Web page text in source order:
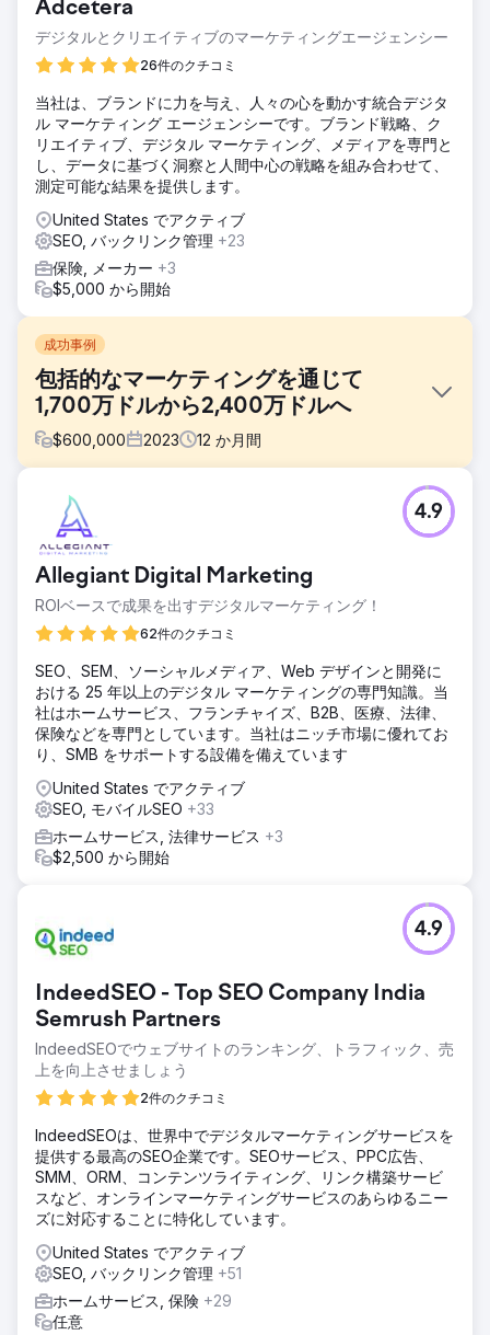
Adcetera
デジタルとクリエイティブのマーケティングエージェンシー
26件のクチコミ
当社は、ブランドに力を与え、人々の心を動かす統合デジタ
ル マーケティング エージェンシーです。ブランド戦略、ク
リエイティブ、デジタル マーケティング、メディアを専門と
し、データに基づく洞察と人間中心の戦略を組み合わせて、
測定可能な結果を提供します。
United States でアクティブ
SEO, バックリンク管理 +23
保険, メーカー +3
$5,000 から開始
成功事例
包括的なマーケティングを通じて
1,700万ドルから2,400万ドルへ
$600,000 2023 12 か月間
堅実な製品を提供しているある企業は、事業の拡大に苦戦し
ており、1,700万ドルの収益を上げているものの、販売成約
率が低く、顧客体験も最適とは言えない状況にありました。
この企業は、収益成長を促進し、市場での競争力を高めるた
めに、マーケティング戦略を強化し、リード管理を改善し、
顧客体験を最適化する必要がありました。課題は、売上を増
やし、成約率を高め、より満足のいく一貫した顧客体験を生
み出すことでした。
ソリューション
当社は、SEMとSEOの最適化、ユーザーエンゲージメントを
向上させるためのウェブサイトの完全な再設計、ソーシャル
メディアのプレゼンスの拡大など、同社のデジタルマーケテ
ィング戦略の包括的な見直しを実施しました。さらに、リー
ド管理の改善、販売活動戦略の強化、販売チームの指導によ
り、販売プロセスを改良しました。また、詳細なジャーニー
マッピングと継続的なフィードバックループの実装を通じて
顧客体験を最適化し、懸念事項に積極的に対処しました。
同社は、1 年以内に 1,700 万ドルから 2,400 万ドルへと 41%
という大幅な収益増加を達成しました。販売成約率も大幅に
改善し、7% から 15% に急上昇しました。顧客体験の強化イ
ニシアチブにより、リピート ビジネスと紹介が増加し、同社
の成長軌道がさらに強化されました。全体的な改善により、
同社は競争の激しい市場で継続的な成功に向けて準備を整
え、業務効率と顧客満足度の新しい基準を確立しました。
エージェンシーページに移動
Allegiant Digital Marketing
ROIベースで成果を出すデジタルマーケティング！
62件のクチコミ
4.9
SEO、SEM、ソーシャルメディア、Web デザインと開発に
おける 25 年以上のデジタル マーケティングの専門知識。当
社はホームサービス、フランチャイズ、B2B、医療、法律、
保険などを専門としています。当社はニッチ市場に優れてお
り、SMB をサポートする設備を備えています
United States でアクティブ
SEO, モバイルSEO +33
ホームサービス, 法律サービス +3
$2,500 から開始
IndeedSEO - Top SEO Company India
Semrush Partners
IndeedSEOでウェブサイトのランキング、トラフィック、売
上を向上させましょう
2件のクチコミ
4.9
IndeedSEOは、世界中でデジタルマーケティングサービスを
提供する最高のSEO企業です。SEOサービス、PPC広告、
SMM、ORM、コンテンツライティング、リンク構築サービ
スなど、オンラインマーケティングサービスのあらゆるニー
ズに対応することに特化しています。
United States でアクティブ
SEO, バックリンク管理 +51
ホームサービス, 保険 +29
任意